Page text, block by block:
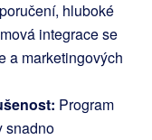
hluboké
integrace se
a marketingových
Program
snadno